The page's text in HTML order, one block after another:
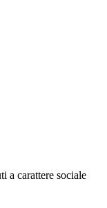
a carattere sociale